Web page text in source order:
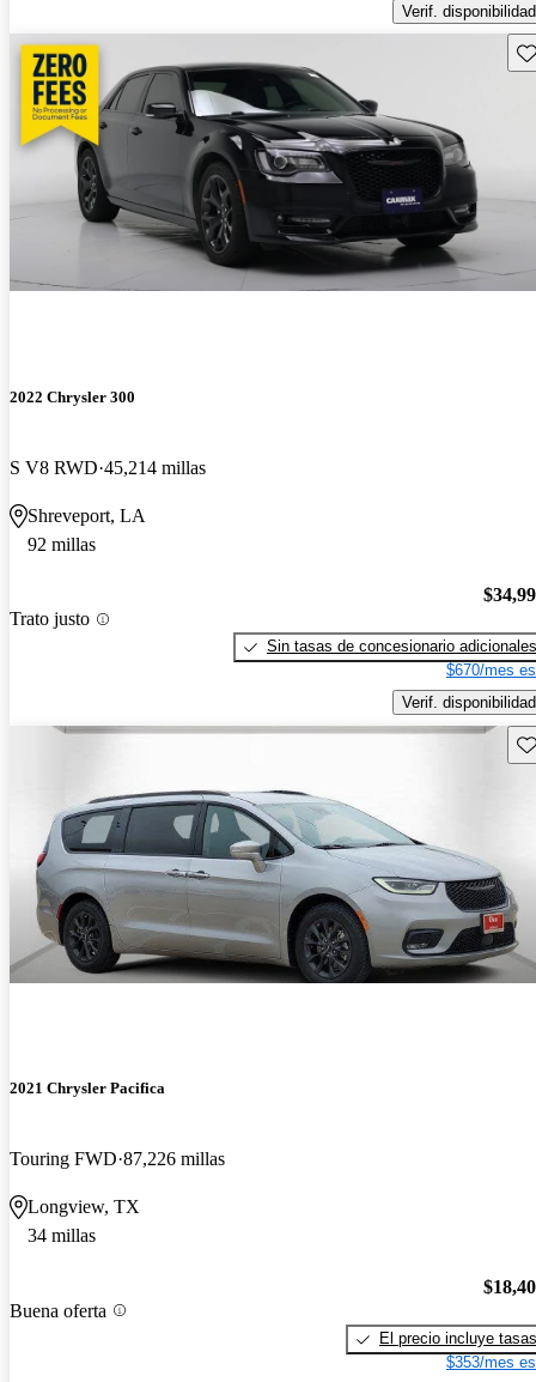
Verif. disponibilidad
2022 Chrysler 300
S V8 RWD 45,214 millas
Shreveport, LA
92 millas
Trato justo
Sin tasas de concesionario adicionales
$670/mes
Verif. disponibilidad
2021 Chrysler Pacifica
Touring FWD 87,226 millas
Longview, TX
34 millas
Buena oferta
El precio incluye tasas
$353/mes